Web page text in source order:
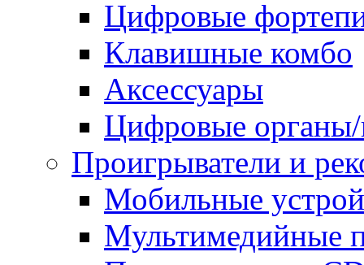
Цифровые
Клавишные комбо
Аксессуары
Цифровые
Проигрыватели и
Мобильные
Мультимедийные